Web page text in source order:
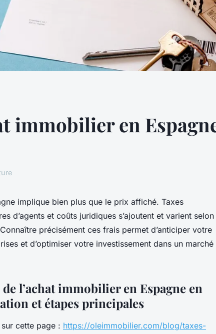
immobilier en
implique bien plus que le prix affiché. Taxes
d’agents et coûts juridiques s’ajoutent et varient selon
précisément ces frais permet d’anticiper votre
et d’optimiser votre investissement dans un marché
l’achat immobilier en Espagne en
et étapes principales
cette page : https://oleimmobilier.com/blog/taxes-